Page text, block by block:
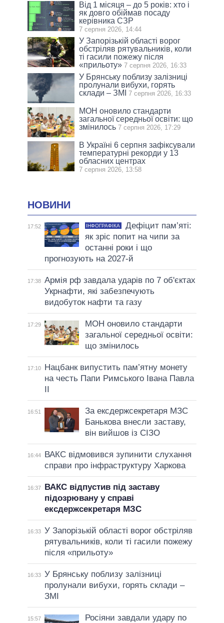
Від 1 місяця – до 5 років: хто і
як довго обіймав посаду
керівника СЗР
7 серпня 2026, 14:44
У Запорізькій області ворог
обстріляв рятувальників, коли
ті гасили пожежу після
«прильоту» 7 серпня 2026, 16:33
У Брянську поблизу залізниці
пролунали вибухи, горять
склади – ЗМІ
7 серпня 2026, 16:33
МОН оновило стандарти
загальної середньої освіти: що
змінилось 7 серпня 2026, 17:29
В Україні 6 серпня зафіксували
температурні рекорди у 13
обласних центрах
7 серпня 2026, 13:58
НОВИНИ
17:52 ІНФОГРАФІКА
Дефіцит пам’яті:
як зріс попит на чипи за
останні роки і що
прогнозують на 2027-й
17:38 Армія рф завдала ударів по 7 об'єктах
Укрнафти, які забезпечують
видобуток нафти та газу
17:29
МОН оновило стандарти
загальної середньої освіти:
що змінилось
17:10
Нацбанк випустить пам’ятну монету
на честь Папи Римського Івана Павла
II
16:51
За ексдержсекретаря МЗС
Банькова внесли заставу,
він вийшов із СІЗО
16:44
ВАКС відмовився зупинити слухання
справи про інфраструктуру Харкова
16:37
ВАКС відпустив під заставу
підозрювану у справі
ексдержсекретаря МЗС
16:33 У Запорізькій області ворог обстріляв
рятувальників, коли ті гасили пожежу
після «прильоту»
16:33 У Брянську поблизу залізниці
пролунали вибухи, горять склади –
ЗМІ
15:57
Росіяни завдали удару по